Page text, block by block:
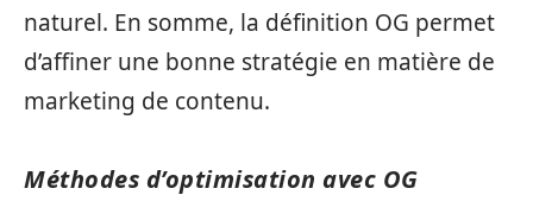
naturel. En somme, la définition OG permet
d’affiner une bonne stratégie en matière de
marketing de contenu.
Méthodes d’optimisation avec OG